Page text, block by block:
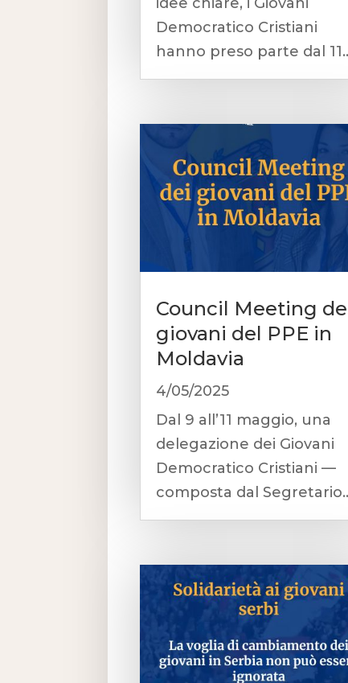
Democratico Cristiani
hanno preso parte dal
Council Meeting
giovani del PPE in
Moldavia
4/05/2025
Dal 9 all’11 maggio, una
delegazione dei Giovani
Democratico Cristiani —
composta dal